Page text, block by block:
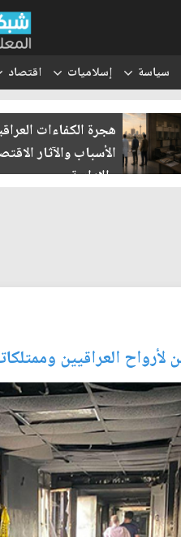
سياسة إسلاميات اقتصاد
هجرة الكفاءات
الأسباب والآثار
والإدارية
العراقيين